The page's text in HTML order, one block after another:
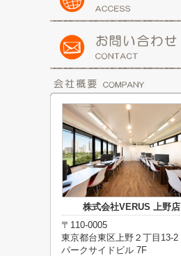
株式会社VERUS 上野店
〒110-0005
東京都台東区上野２丁目13-2
パークサイドビル 7F